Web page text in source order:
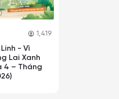
1,419
- Vì
Lai Xanh
4 – Tháng